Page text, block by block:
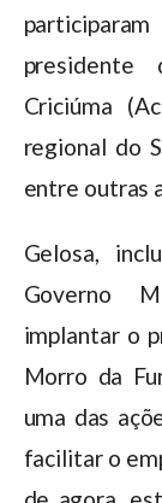
presidente
Criciúma
regional do
entre outras
Gelosa,
Governo
implantar o
Morro da
uma das
facilitar o